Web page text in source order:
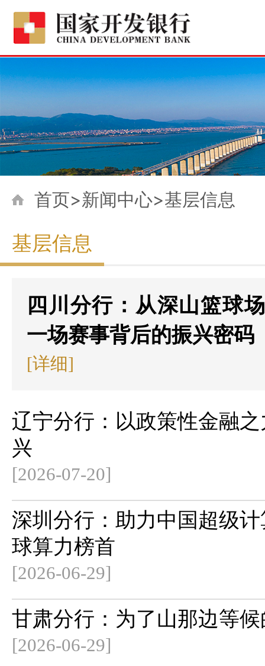
首页>新闻中心>基层信息
基层信息
四川分行：从深山篮球
一场赛事背后的振兴密码
[详细]
辽宁分行：以政策性金融
兴
[2026-07-20]
深圳分行：助力中国超级
球算力榜首
[2026-06-29]
甘肃分行：为了山那边等
[2026-06-29]